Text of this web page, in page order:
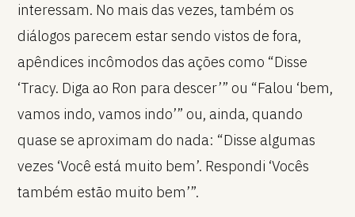
interessam. No mais das vezes, também os
diálogos parecem estar sendo vistos de fora,
apêndices incômodos das ações como “Disse
‘Tracy. Diga ao Ron para descer’” ou “Falou ‘bem,
vamos indo, vamos indo’” ou, ainda, quando
quase se aproximam do nada: “Disse algumas
vezes ‘Você está muito bem’. Respondi ‘Vocês
também estão muito bem’”.